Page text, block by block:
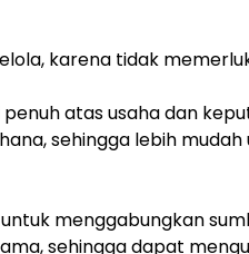
karena tidak
atas usaha dan
sehingga lebih
menggabungkan
sehingga dapat